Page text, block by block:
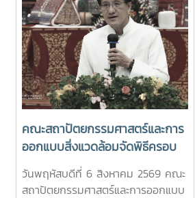
คณะสถาปัตยกรรมศาสตร์และการ
ออกแบบสิ่งแวดล้อมจัดพิธีครอบ
ครูกิ๋นอ้อ ประจำปี 2569 และมอบ
เหรียญรางวัลเรียนดี เกียรติบัตร
วันพฤหัสบดีที่ 6 สิงหาคม 2569 คณะ
สถาปัตยกรรมศาสตร์และการออกแบบ